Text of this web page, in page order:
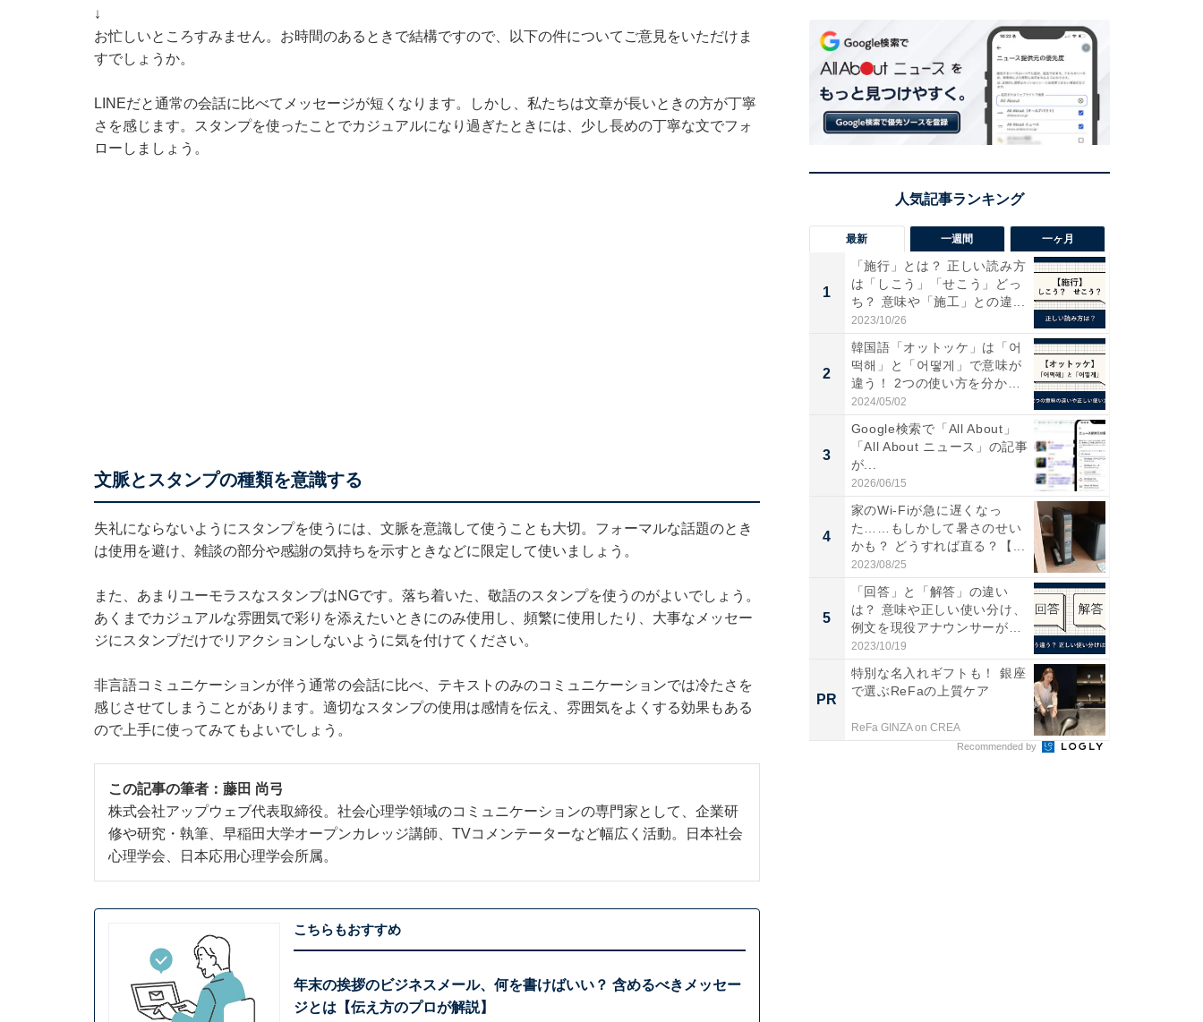
↓
お忙しいところすみません。お時間のあるときで結構ですので、以下の件についてご意見をいただけま
すでしょうか。
LINEだと通常の会話に比べてメッセージが短くなります。しかし、私たちは文章が長いときの方が丁寧
さを感じます。スタンプを使ったことでカジュアルになり過ぎたときには、少し長めの丁寧な文でフォ
ローしましょう。
文脈とスタンプの種類を意識する
失礼にならないようにスタンプを使うには、文脈を意識して使うことも大切。フォーマルな話題のとき
は使用を避け、雑談の部分や感謝の気持ちを示すときなどに限定して使いましょう。
また、あまりユーモラスなスタンプはNGです。落ち着いた、敬語のスタンプを使うのがよいでしょう。
あくまでカジュアルな雰囲気で彩りを添えたいときにのみ使用し、頻繁に使用したり、大事なメッセー
ジにスタンプだけでリアクションしないように気を付けてください。
非言語コミュニケーションが伴う通常の会話に比べ、テキストのみのコミュニケーションでは冷たさを
感じさせてしまうことがあります。適切なスタンプの使用は感情を伝え、雰囲気をよくする効果もある
ので上手に使ってみてもよいでしょう。
この記事の筆者： 藤田 尚弓
株式会社アップウェブ代表取締役。社会心理学領域のコミュニケーションの専門家として、企業研
修や研究・執筆、早稲田大学オープンカレッジ講師、TVコメンテーターなど幅広く活動。日本社会
心理学会、日本応用心理学会所属。
こちらもおすすめ
年末の挨拶のビジネスメール、何を書けばいい？ 含めるべきメッセー
ジとは【伝え方のプロが解説】
最新 一週間 一ヶ月
1
「施行」とは？ 正しい読み方
は「しこう」「せこう」どっ
ち？ 意味や「施工」との違...
2023/10/26
2
韓国語「オットッケ」は「어
떡해」と「어떻게」で意味が
違う！ 2つの使い方を分か
り...
2024/05/02
3
Google検索で「All About」
「All About ニュース」の記事
が...
2026/06/15
4
家のWi-Fiが急に遅くなっ
た……もしかして暑さのせい
かも？ どうすれば直る？【...
2023/08/25
5
「回答」と「解答」の違い
は？ 意味や正しい使い分け、
例文を現役アナウンサーが解
説
2023/10/19
PR
特別な名入れギフトも！ 銀座
で選ぶReFaの上質ケア
ReFa GINZA on CREA
Recommended by